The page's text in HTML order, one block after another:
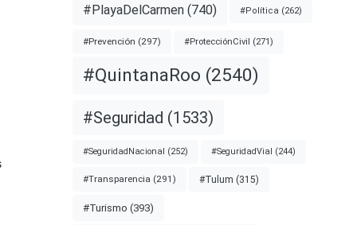
#PlayaDelCarmen(740) #Política (262)
#Prevención (297) #ProtecciónCivil (271)
#QuintanaRoo (2540)
#Seguridad (1533)
#SeguridadNacional (252) #SeguridadVial (244)
#Transparencia (291) #Tulum (315)
#Turismo (393)